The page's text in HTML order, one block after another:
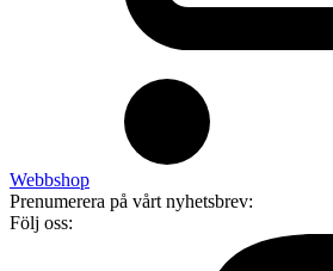
Webbshop
Prenumerera på vårt nyhetsbrev:
Följ oss: